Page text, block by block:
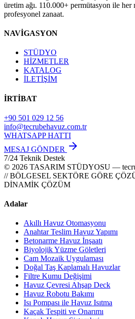
üretim ağı. 110.000+ permütasyon ile her
profesyonel zanaat.
NAVİGASYON
STÜDYO
HİZMETLER
KATALOG
İLETİŞİM
İRTİBAT
+90 501 029 12 56
info@tecrubehavuz.com.tr
WHATSAPP HATTI
MESAJ GÖNDER
7/24 Teknik Destek
© 2026 TASARIM STÜDYOSU —
// BÖLGESEL SEKTÖRE GÖRE
DİNAMİK ÇÖZÜM
Adalar
Akıllı Havuz Otomasyonu
Anahtar Teslim Havuz Yapımı
Betonarme Havuz İnşaatı
Biyolojik Yüzme Göletleri
Cam Mozaik Uygulaması
Doğal Taş Kaplamalı Havuzlar
Filtre Kumu Değişimi
Havuz Çevresi Ahşap Deck
Havuz Robotu Bakımı
Isı Pompası ile Havuz Isıtma
Kaçak Tespiti ve Onarımı